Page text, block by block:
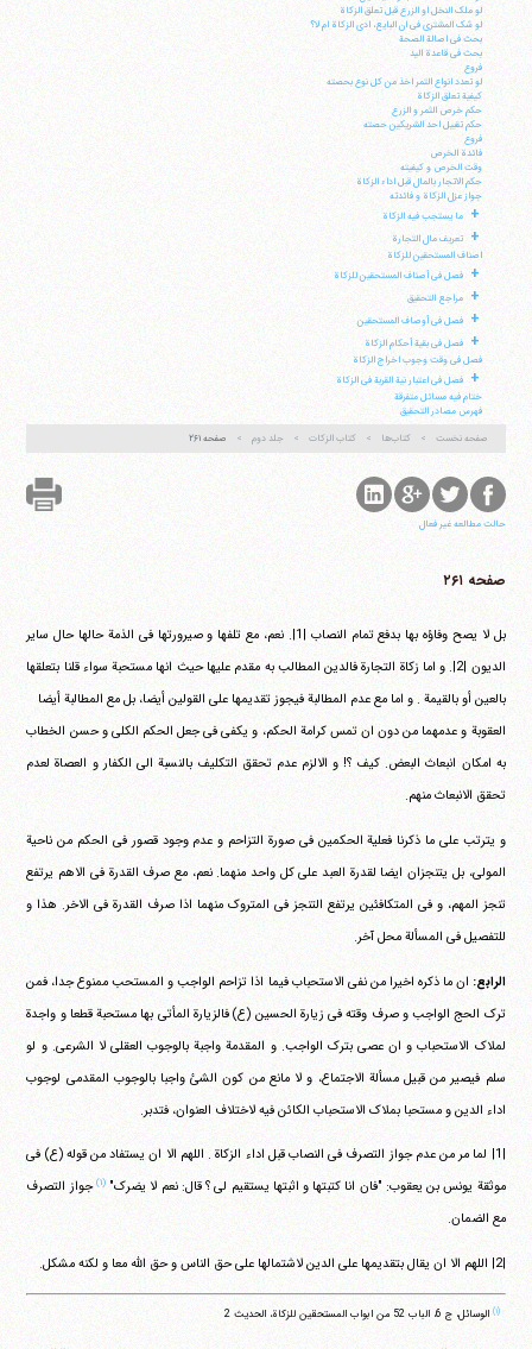
لو ملک النخل او الزرع قبل تعلق الزکاة
لو شک المشتری فی ان البایع، ادی الزکاة ام لا؟
بحث فی اصالة الصحة
بحث فی قاعدة الید
فروع
لو تعدد انواع التمر اخذ من کل نوع بحصته
کیفیة تعلق الزکاة
حکم خرص الثمر و الزرع
حکم تقبیل احد الشریکین حصته
فروع
فائدة الخرص
وقت الخرص و کیفیته
حکم الاتجار بالمال قبل اداء الزکاة
جواز عزل الزکاة و فائدته
+ ما یستجب فیه الزکاة
+
تعریف مال التجارة
اصناف المستحقین للزکاة
+ فصل فی أصناف المستحقین للزکاة
+ مراجع التحقیق
+ فصل فی أوصاف المستحقین
+
فصل فی بقیة أحکام الزکاة
فصل فی وقت وجوب اخراج الزکاة
+
فصل فی اعتبار نیة القربة فی الزکاة
ختام فیه مسائل متفرقة
فهرس مصادر التحقیق
صفحه نخست
کتاب‌ها کتاب الزکات جلد دوم صفحه ۲۶۱
حالت مطالعه غیر فعال
صفحه ۲۶۱
بل لا یصح وفاؤه بها بدفع تمام النصاب |1|. نعم، مع تلفها و صیرورتها فی الذمة حالها حال سایر
الدیون |2|. و اما زکاة التجارة فالدین المطالب به مقدم علیها حیث انها مستحبة سواء قلنا بتعلقها
بالعین أو بالقیمة . و اما مع عدم المطالبة فیجوز تقدیمها علی القولین أیضا، بل مع المطالبة أیضا
العقوبة و عدمهما من دون ان تمس کرامة الحکم، و یکفی فی جعل الحکم الکلی و حسن الخطاب
به امکان انبعاث البعض. کیف ؟! و الالزم عدم تحقق التکلیف بالنسبة الی الکفار و العصاة لعدم
تحقق الانبعاث منهم.
و یترتب علی ما ذکرنا فعلیة الحکمین فی صورة التزاحم و عدم وجود قصور فی الحکم من ناحیة
المولی، بل یتنجزان ایضا لقدرة العبد علی کل واحد منهما. نعم، مع صرف القدرة فی الاهم یرتفع
تنجز المهم، و فی المتکافئین یرتفع التنجز فی المتروک منهما اذا صرف القدرة فی الاخر. هذا و
للتفصیل فی المسألة محل آخر.
الرابع: ان ما ذکره اخیرا من نفی الاستحباب فیما اذا تزاحم الواجب و المستحب ممنوع جدا، فمن
ترک الحج الواجب و صرف وقته فی زیارة الحسین (ع) فالزیارة المأتی بها مستحبة قطعا و واجدة
لملاک الاستحباب و ان عصی بترک الواجب. و المقدمة واجبة بالوجوب العقلی لا الشرعی. و لو
سلم فیصیر من قبیل مسألة الاجتماع، و لا مانع من کون الشئ واجبا بالوجوب المقدمی لوجوب
اداء الدین و مستحبا بملاک الاستحباب الکائن فیه لاختلاف العنوان، فتدبر.
|1| لما مر من عدم جواز التصرف فی النصاب قبل اداء الزکاة . اللهم الا ان یستفاد من قوله (ع) فی
موثقة یونس بن یعقوب: "فان انا کتبتها و اثبتها یستقیم لی ؟ قال: نعم لا یضرک"(۱) جواز التصرف
مع الضمان.
|2| اللهم الا ان یقال بتقدیمها علی الدین لاشتمالها علی حق الناس و حق الله معا و لکنه مشکل.
(۱) الوسائل، ج 6، الباب 52 من ابواب المستحقین للزکاة، الحدیث 2
شماره ٨
فکس